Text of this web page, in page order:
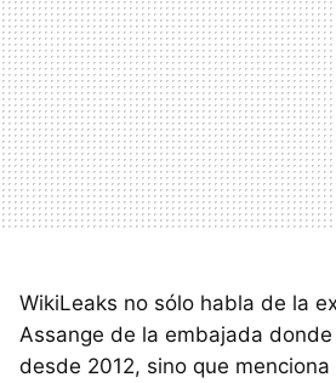
WikiLeaks no sólo habla de la
Assange de la embajada
desde 2012, sino que menciona